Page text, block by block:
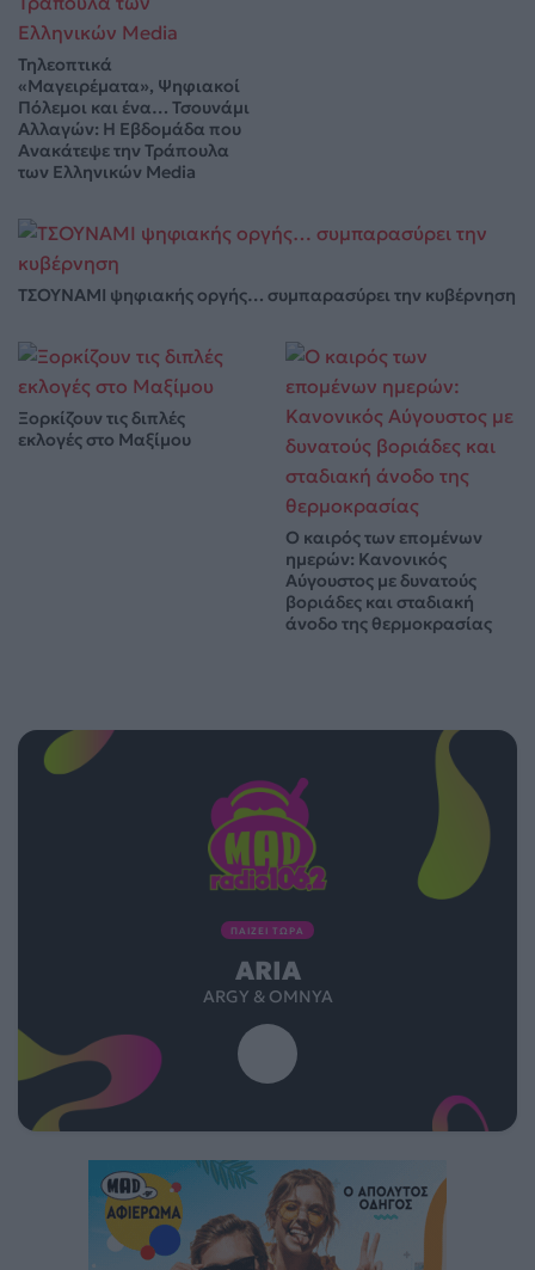
Τηλεοπτικά
«Μαγειρέματα», Ψηφιακοί
Πόλεμοι και ένα… Τσουνάμι
Αλλαγών: Η Εβδομάδα που
Ανακάτεψε την Τράπουλα
των Ελληνικών Media
ΤΣΟΥΝΑΜΙ ψηφιακής οργής… συμπαρασύρει την κυβέρνηση
Ξορκίζουν τις διπλές
εκλογές στο Μαξίμου
Ο καιρός των επομένων
ημερών: Κανονικός
Αύγουστος με δυνατούς
βοριάδες και σταδιακή
άνοδο της θερμοκρασίας
ΠΑΙΖΕΙ ΤΩΡΑ
ARIA
ARGY & OMNYA